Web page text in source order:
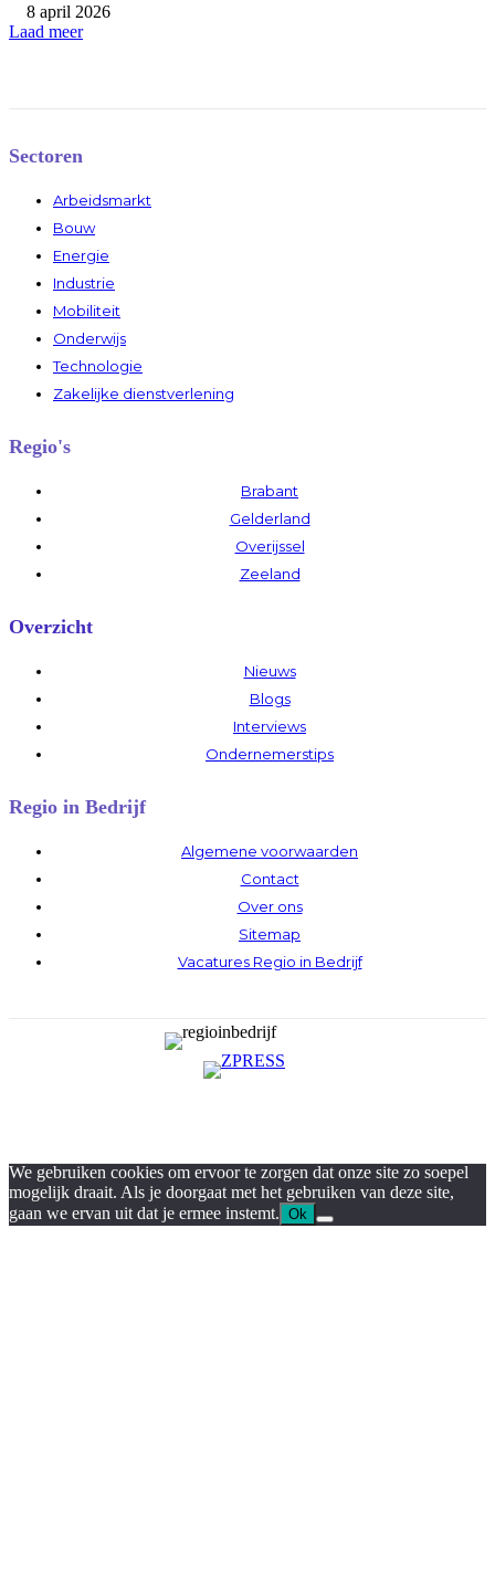
8 april 2026
Laad meer
Sectoren
Arbeidsmarkt
Bouw
Energie
Industrie
Mobiliteit
Onderwijs
Technologie
Zakelijke dienstverlening
Regio's
Brabant
Gelderland
Overijssel
Zeeland
Overzicht
Nieuws
Blogs
Interviews
Ondernemerstips
Regio in Bedrijf
Algemene voorwaarden
Contact
Over ons
Sitemap
Vacatures Regio in Bedrijf
We gebruiken cookies om ervoor te zorgen dat onze site zo soepel
mogelijk draait. Als je doorgaat met het gebruiken van deze site,
gaan we ervan uit dat je ermee instemt. Ok